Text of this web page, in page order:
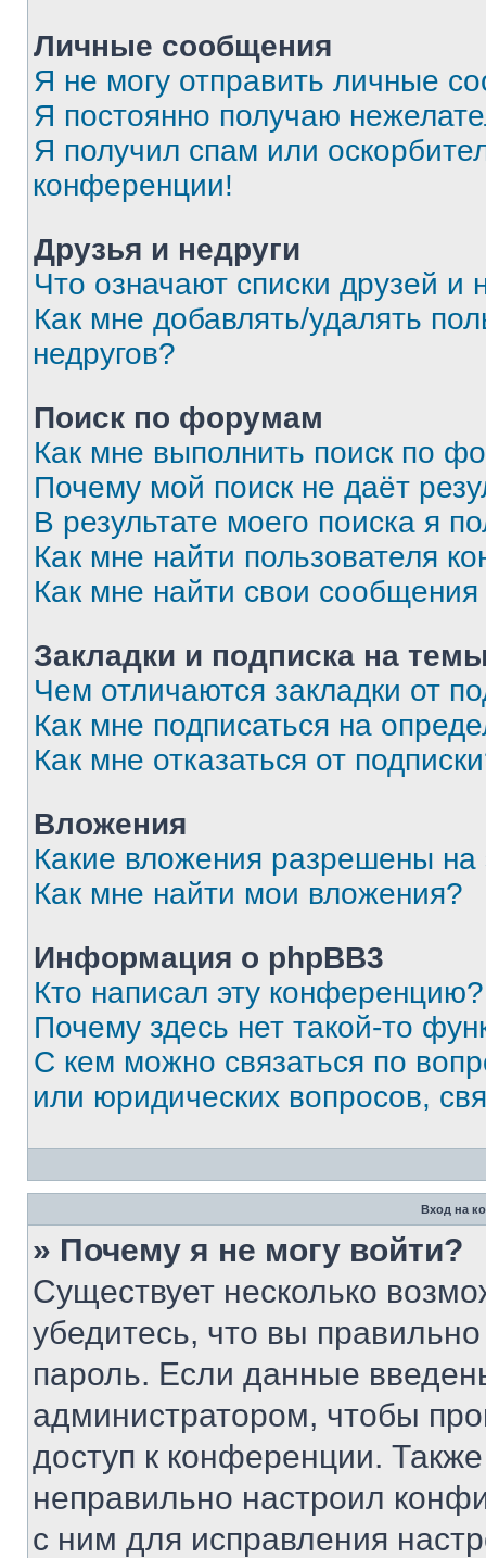
Личные сообщения
Я не могу отправить личные
Я постоянно получаю
Я получил спам или
конференции!
Друзья и недруги
Что означают списки друзей и
Как мне добавлять/удалять
недругов?
Поиск по форумам
Как мне выполнить поиск по
Почему мой поиск не даёт
В результате моего поиска я
Как мне найти пользователя
Как мне найти свои
Закладки и подписка на
Чем отличаются закладки от
Как мне подписаться на
Как мне отказаться от
Вложения
Какие вложения разрешены
Как мне найти мои вложения?
Информация о phpBB3
Кто написал эту конференцию?
Почему здесь нет такой-то
С кем можно связаться по
или юридических вопросов,
Вход на
» Почему я не могу войти?
Существует несколько
убедитесь, что вы
пароль. Если данные
администратором, чтобы
доступ к конференции.
неправильно настроил
с ним для исправления